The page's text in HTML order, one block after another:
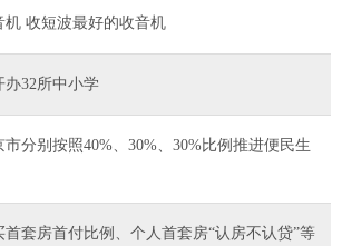
收短波最好的收音机
办32所中小学
市分别按照40%、30%、30%比例推进便民生
套房首付比例、个人首套房“认房不认贷”等